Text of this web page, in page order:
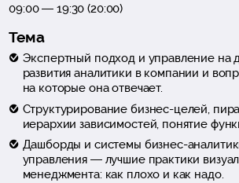
09:00 — 19:30 (20:00)
Тема
Экспертный подход и управление на
развития аналитики в компании и
на которые она отвечает.
Структурирование бизнес-целей,
иерархии зависимостей, понятие
Дашборды и системы бизнес-
управления — лучшие практики
менеджмента: как плохо и как надо.